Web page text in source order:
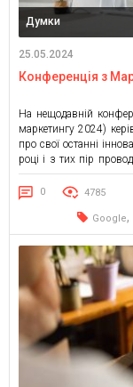
Думки
25.05.2024
Конференція з
На нещодавній
маркетингу 2024)
про свої останні
році і з тих пір
Тоді, в 2013 році
на мобільні пристрої.
0 4785
Google,